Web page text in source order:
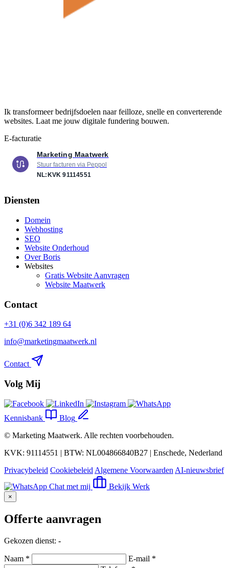
Ik transformeer bedrijfsdoelen naar feilloze, snelle en converterende
websites. Laat me jouw digitale fundering bouwen.
E-facturatie
Marketing Maatwerk
Stuur facturen via Peppol
NL:KVK 91114551
Diensten
Domein
Webhosting
SEO
Website Onderhoud
Over Boris
Websites
Gratis Website Aanvragen
Website Maatwerk
Contact
+31 (0)6 342 189 64
info@marketingmaatwerk.nl
Contact
Volg Mij
Kennisbank
Blog
© Marketing Maatwerk. Alle rechten voorbehouden.
KVK: 91114551 | BTW: NL004866840B27 | Enschede, Nederland
Privacybeleid Cookiebeleid Algemene Voorwaarden AI-nieuwsbrief
Chat met mij
Bekijk Werk
×
Offerte aanvragen
Gekozen dienst: -
Naam *
E-mail *